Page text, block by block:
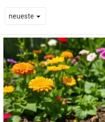
LATEST
STORIES